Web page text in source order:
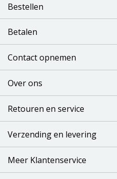
Bestellen
Betalen
Contact opnemen
Over ons
Retouren en service
Verzending en levering
Meer Klantenservice